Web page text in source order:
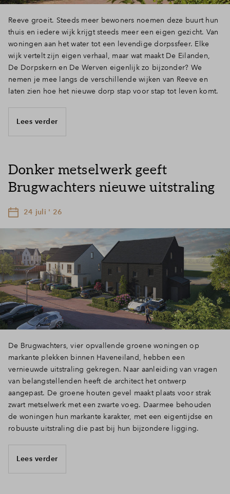
Reeve groeit. Steeds meer bewoners noemen deze buurt hun
thuis en iedere wijk krijgt steeds meer een eigen gezicht. Van
woningen aan het water tot een levendige dorpssfeer. Elke
wijk vertelt zijn eigen verhaal, maar wat maakt De Eilanden,
De Dorpskern en De Werven eigenlijk zo bijzonder? We
nemen je mee langs de verschillende wijken van Reeve en
laten zien hoe het nieuwe dorp stap voor stap tot leven komt.
Lees verder
Donker metselwerk geeft
Brugwachters nieuwe uitstraling
24 juli ' 26
De Brugwachters, vier opvallende groene woningen op
markante plekken binnen Haveneiland, hebben een
vernieuwde uitstraling gekregen. Naar aanleiding van vragen
van belangstellenden heeft de architect het ontwerp
aangepast. De groene houten gevel maakt plaats voor strak
zwart metselwerk met een zwarte voeg. Daarmee behouden
de woningen hun markante karakter, met een eigentijdse en
robuuste uitstraling die past bij hun bijzondere ligging.
Lees verder